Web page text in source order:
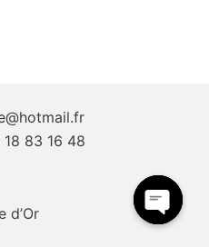
83 16 48
d’Or